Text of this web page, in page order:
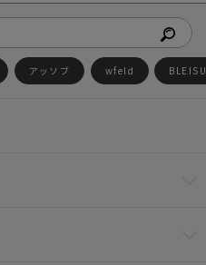
アッソブ wfeld